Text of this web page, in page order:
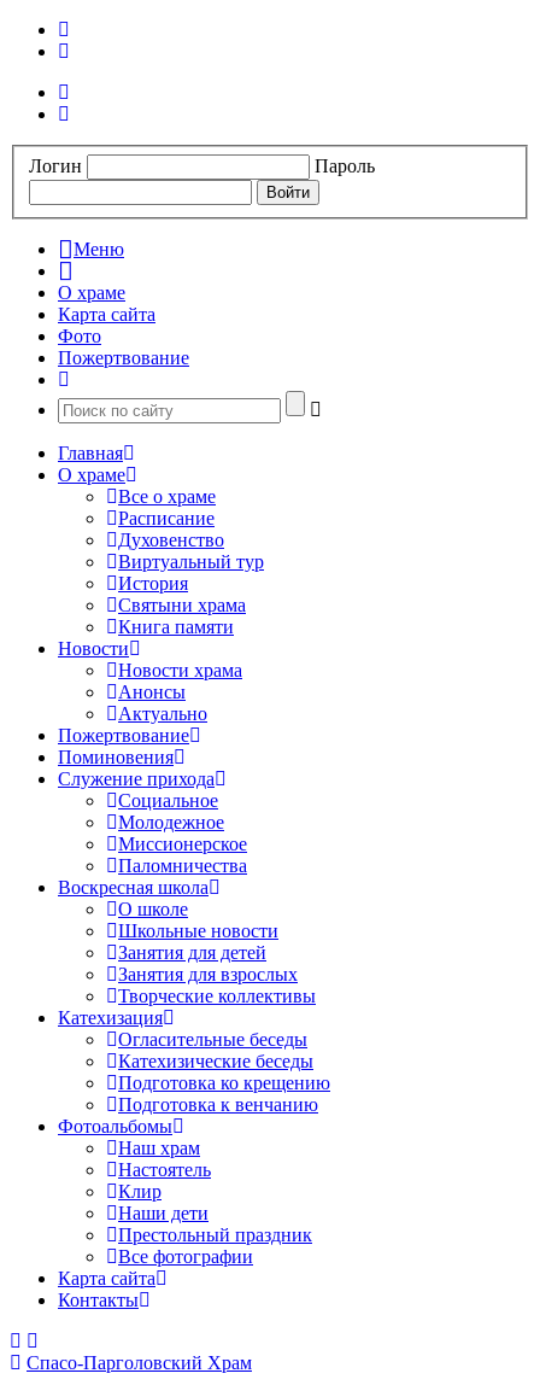
Логин Пароль
Меню
О храме
Карта сайта
Фото
Пожертвование
Главная
О храме
Все о храме
Расписание
Духовенство
Виртуальный тур
История
Святыни храма
Книга памяти
Новости
Новости храма
Анонсы
Актуально
Пожертвование
Поминовения
Служение прихода
Социальное
Молодежное
Миссионерское
Паломничества
Воскресная школа
О школе
Школьные новости
Занятия для детей
Занятия для взрослых
Творческие коллективы
Катехизация
Огласительные беседы
Катехизические беседы
Подготовка ко крещению
Подготовка к венчанию
Фотоальбомы
Наш храм
Настоятель
Клир
Наши дети
Престольный праздник
Все фотографии
Карта сайта
Контакты
Спасо-Парголовский Храм